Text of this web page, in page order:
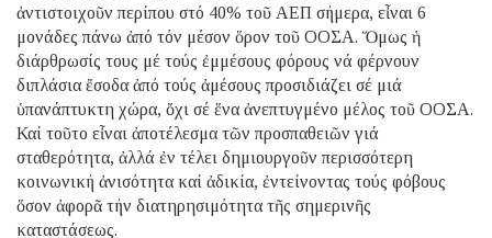
ἀντιστοιχοῦν περίπου στό 40% τοῦ ΑΕΠ σήμερα, εἶναι 6
μονάδες πάνω ἀπό τόν μέσον ὅρον τοῦ ΟΟΣΑ. Ὅμως ἡ
διάρθρωσίς τους μέ τούς ἐμμέσους φόρους νά φέρνουν
διπλάσια ἔσοδα ἀπό τούς ἀμέσους προσιδιάζει σέ μιά
ὑπανάπτυκτη χώρα, ὄχι σέ ἕνα ἀνεπτυγμένο μέλος τοῦ ΟΟΣΑ.
Καί τοῦτο εἶναι ἀποτέλεσμα τῶν προσπαθειῶν γιά
σταθερότητα, ἀλλά ἐν τέλει δημιουργοῦν περισσότερη
κοινωνική ἀνισότητα καί ἀδικία, ἐντείνοντας τούς φόβους
ὅσον ἀφορᾶ τήν διατηρησιμότητα τῆς σημερινῆς
καταστάσεως.